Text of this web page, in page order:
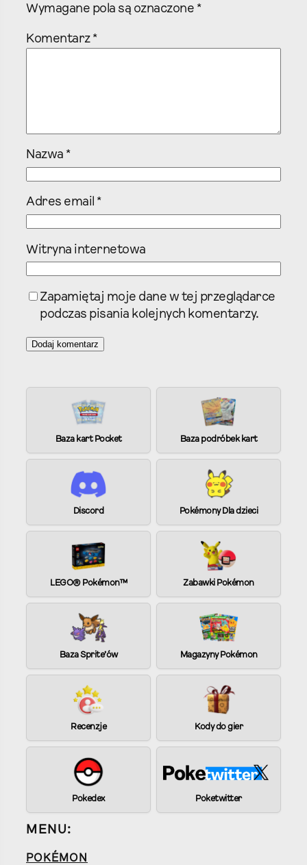
Wymagane pola są oznaczone *
Komentarz *
Nazwa *
Adres email *
Witryna internetowa
Zapamiętaj moje dane w tej przeglądarce
podczas pisania kolejnych komentarzy.
l
n
v
Baza kart Pocket Baza podróbek kart
Discord Pokémony Dla dzieci
LEGO® Pokémon™ Zabawki Pokémon
Baza Sprite’ów Magazyny Pokémon
Recenzje Kody do gier
Pokedex Poketwitter
MENU:
POKÉMON